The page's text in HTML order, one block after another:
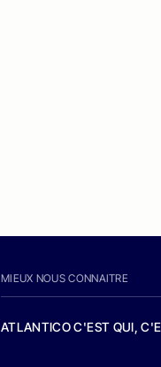
MIEUX NOUS CONNAITRE
ATLANTICO C'EST QUI,